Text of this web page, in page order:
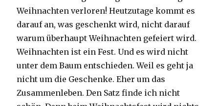
Weihnachten verloren! Heutzutage kommt es
darauf an, was geschenkt wird, nicht darauf
warum überhaupt Weihnachten gefeiert wird.
Weihnachten ist ein Fest. Und es wird nicht
unter dem Baum entschieden. Weil es geht ja
nicht um die Geschenke. Eher um das
Zusammenleben. Den Satz finde ich nicht